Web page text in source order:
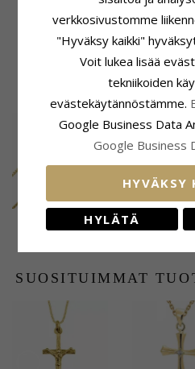
22,3 mm
1,7 mm
ASIAKKAAT
venetsiakaulaketju 8
610,-
40 mm
14 karaatin
SUOSITUIMMAT
verkkosivustomme
"Hyväksy kaikki"
Voit lukea lisää
tekniikoiden
evästekäytännöstämme.
Google Business Data
Google Business
HYVÄKSY
HYLÄTÄ